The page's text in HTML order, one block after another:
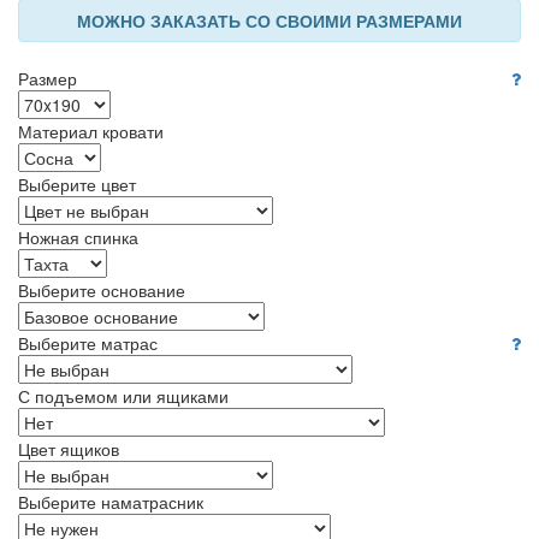
МОЖНО ЗАКАЗАТЬ СО СВОИМИ РАЗМЕРАМИ
Размер
Материал кровати
Выберите цвет
Ножная спинка
Выберите основание
Выберите матрас
С подъемом или ящиками
Цвет ящиков
Выберите наматрасник